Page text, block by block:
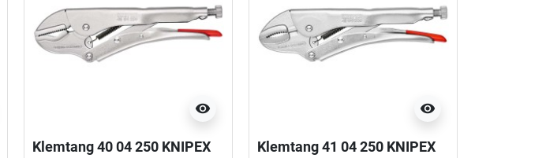
visibility
Klemtang 40 04 250 KNIPEX
visibility
Klemtang 41 04 250 KNIPEX